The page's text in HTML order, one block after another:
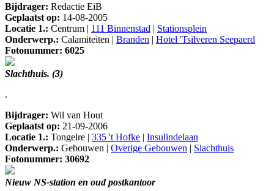
Bijdrager: Redactie EiB
Geplaatst op: 14-08-2005
Locatie 1.: Centrum | 111 Binnenstad | Stationsplein
Onderwerp.: Calamiteiten | Branden | Hotel 'Tsilveren Seepaerd
Fotonummer: 6025
Slachthuis. (3)
.
Bijdrager: Wil van Hout
Geplaatst op: 21-09-2006
Locatie 1.: Tongelre | 335 't Hofke | Insulindelaan
Onderwerp.: Gebouwen | Overige Gebouwen | Slachthuis
Fotonummer: 30692
Nieuw NS-station en oud postkantoor